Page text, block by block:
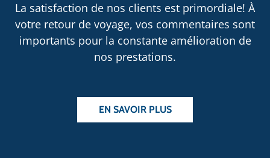
La satisfaction de nos clients est primordiale! À
votre retour de voyage, vos commentaires sont
importants pour la constante amélioration de
nos prestations.
EN SAVOIR PLUS